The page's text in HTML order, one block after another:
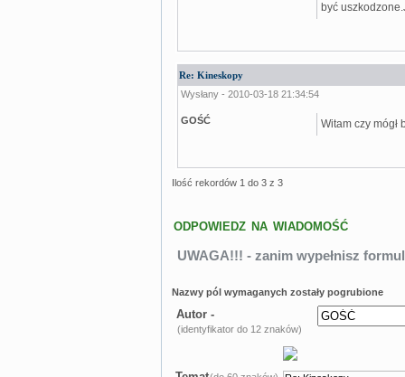
być
Re: Kineskopy
Wysłany - 2010-03-18 21:34:54
GOŚĆ Witam czy
Ilość rekordów 1 do 3 z 3
ODPOWIEDZ NA WIADOMOŚĆ
UWAGA!!! - zanim wypełnisz
Nazwy pól wymaganych zostały pogrubione
Autor -
(identyfikator do 12 znaków)